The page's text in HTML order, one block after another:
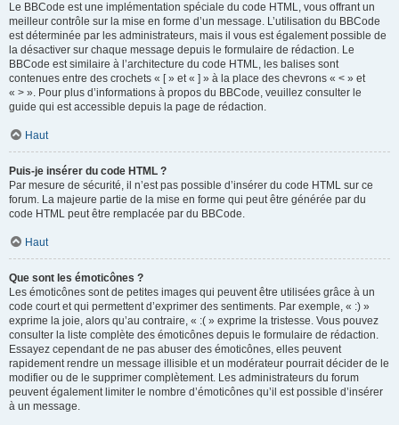
Le BBCode est une implémentation spéciale du code HTML, vous offrant un
meilleur contrôle sur la mise en forme d’un message. L’utilisation du BBCode
est déterminée par les administrateurs, mais il vous est également possible de
la désactiver sur chaque message depuis le formulaire de rédaction. Le
BBCode est similaire à l’architecture du code HTML, les balises sont
contenues entre des crochets « [ » et « ] » à la place des chevrons « < » et
« > ». Pour plus d’informations à propos du BBCode, veuillez consulter le
guide qui est accessible depuis la page de rédaction.
Haut
Puis-je insérer du code HTML ?
Par mesure de sécurité, il n’est pas possible d’insérer du code HTML sur ce
forum. La majeure partie de la mise en forme qui peut être générée par du
code HTML peut être remplacée par du BBCode.
Haut
Que sont les émoticônes ?
Les émoticônes sont de petites images qui peuvent être utilisées grâce à un
code court et qui permettent d’exprimer des sentiments. Par exemple, « :) »
exprime la joie, alors qu’au contraire, « :( » exprime la tristesse. Vous pouvez
consulter la liste complète des émoticônes depuis le formulaire de rédaction.
Essayez cependant de ne pas abuser des émoticônes, elles peuvent
rapidement rendre un message illisible et un modérateur pourrait décider de le
modifier ou de le supprimer complètement. Les administrateurs du forum
peuvent également limiter le nombre d’émoticônes qu’il est possible d’insérer
à un message.